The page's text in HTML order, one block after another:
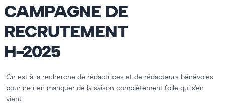
CAMPAGNE DE
RECRUTEMENT
H-2025
On est à la recherche de rédactrices et de rédacteurs bénévoles
pour ne rien manquer de la saison complètement folle qui s’en
vient.